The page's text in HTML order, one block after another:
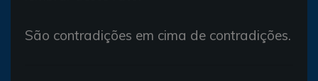
São contradições em cima de contradições.